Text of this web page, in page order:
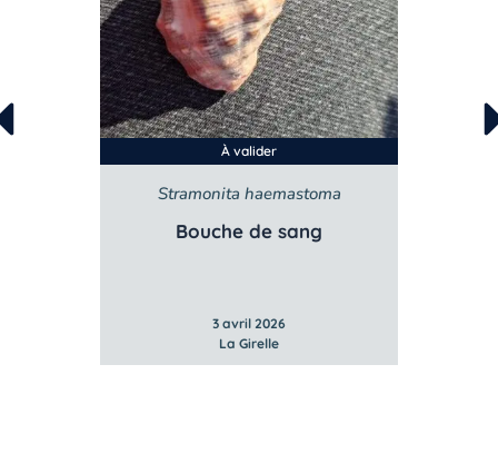
À valider
Stramonita haemastoma
Bouche de sang
3 avril 2026
La Girelle